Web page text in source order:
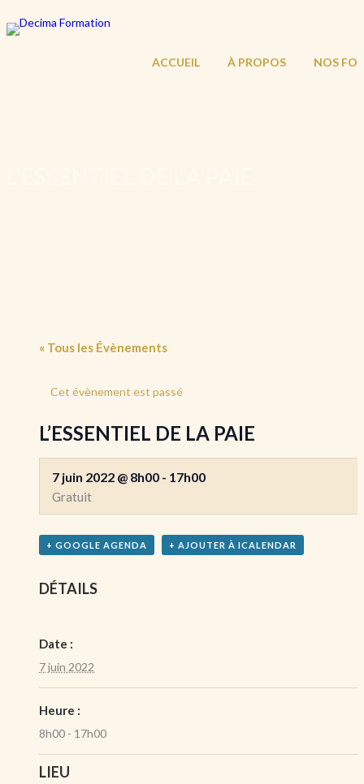
ACCUEIL À PROPOS NOS
« Tous les Évènements
Cet évènement est passé
L’ESSENTIEL DE LA PAIE
7 juin 2022 @ 8h00 - 17h00
Gratuit
+ GOOGLE AGENDA + AJOUTER À ICALENDAR
DÉTAILS
Date :
7 juin 2022
Heure :
8h00 - 17h00
LIEU